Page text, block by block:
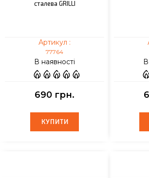
сталева GRILLI
Артикул :
77764
В наявності
690 грн.
КУПИТИ
КУПИТИ
В